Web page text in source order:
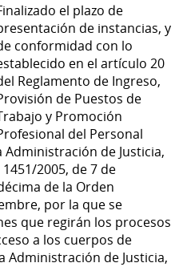
el plazo de
de instancias, y
conformidad con lo
en el artículo 20
Reglamento de Ingreso,
de Puestos de
y Promoción
del Personal
de Justicia,
2005, de 7 de
de la Orden
por la que se
que regirán los procesos
a los cuerpos de
Administración de Justicia,